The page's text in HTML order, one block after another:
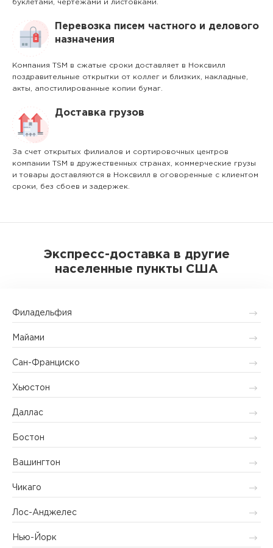
буклетами, чертежами и листовками.
Перевозка писем частного и делового
назначения
Компания TSM в сжатые сроки доставляет в Ноксвилл
поздравительные открытки от коллег и близких, накладные,
акты, апостилированные копии бумаг.
Доставка грузов
За счет открытых филиалов и сортировочных центров
компании TSM в дружественных странах, коммерческие грузы
и товары доставляются в Ноксвилл в оговоренные с клиентом
сроки, без сбоев и задержек.
Экспресс-доставка в другие
населенные пункты США
Филадельфия
Майами
Сан-Франциско
Хьюстон
Даллас
Бостон
Вашингтон
Чикаго
Лос-Анджелес
Нью-Йорк